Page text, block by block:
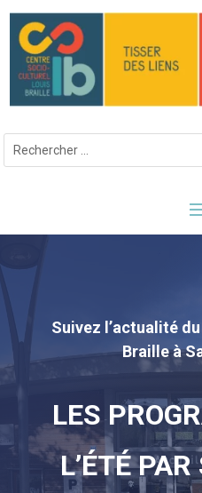
Suivez l’actualité
Braille à
LES
L’ÉTÉ